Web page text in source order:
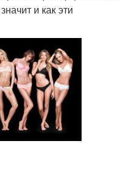
и как эти